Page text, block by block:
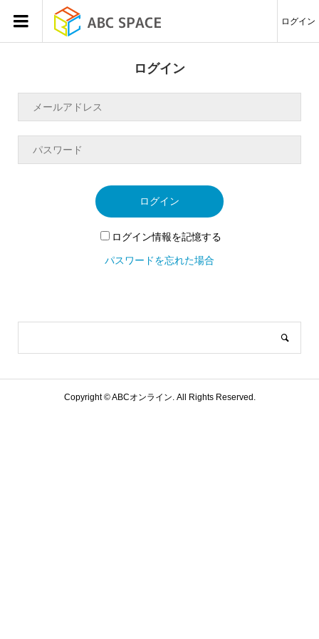
ログイン
ログイン
ログイン
ログイン情報を記憶する
パスワードを忘れた場合
Copyright ©ABCオンライン. All Rights Reserved.